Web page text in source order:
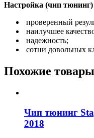
Настройка (чип
проверенный
наилучшее
надежность;
сотни довольных
Похожие товары
Чип тюнинг
2018